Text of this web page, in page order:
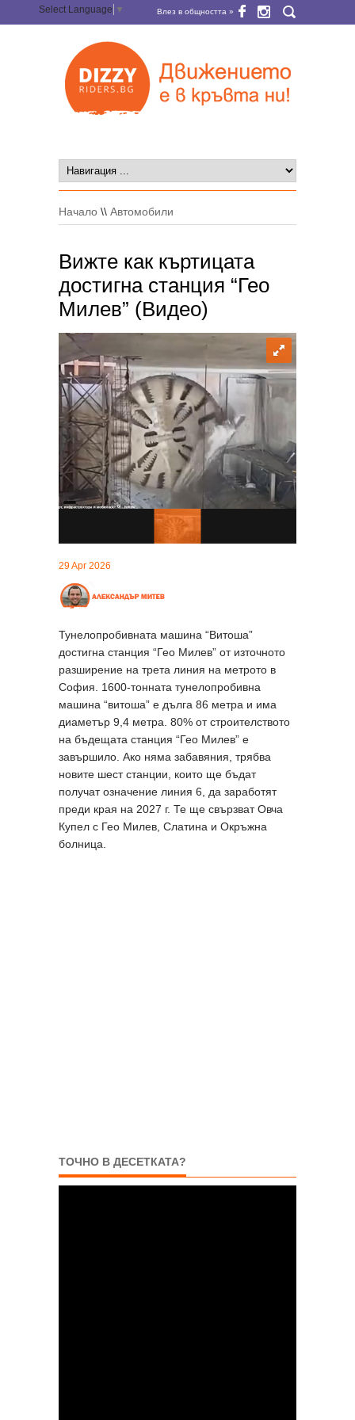
Select Language ▼ Влез в общността »
Начало \\ Автомобили
Вижте как къртицата
достигна станция “Гео
Милев” (Видео)
29 Apr 2026
Тунелопробивната машина “Витоша”
достигна станция “Гео Милев” от източното
разширение на трета линия на метрото в
София. 1600-тонната тунелопробивна
машина “витоша” е дълга 86 метра и има
диаметър 9,4 метра. 80% от строителството
на бъдещата станция “Гео Милев” е
завършило. Ако няма забавяния, трябва
новите шест станции, които ще бъдат
получат означение линия 6, да заработят
преди края на 2027 г. Те ще свързват Овча
Купел с Гео Милев, Слатина и Окръжна
болница.
ТОЧНО В ДЕСЕТКАТА?